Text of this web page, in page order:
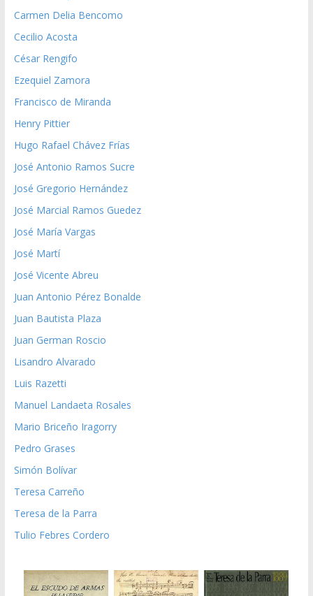
Carmen Delia Bencomo
Cecilio Acosta
César Rengifo
Ezequiel Zamora
Francisco de Miranda
Henry Pittier
Hugo Rafael Chávez Frías
José Antonio Ramos Sucre
José Gregorio Hernández
José Marcial Ramos Guedez
José María Vargas
José Martí
José Vicente Abreu
Juan Antonio Pérez Bonalde
Juan Bautista Plaza
Juan German Roscio
Lisandro Alvarado
Luis Razetti
Manuel Landaeta Rosales
Mario Briceño Iragorry
Pedro Grases
Simón Bolívar
Teresa Carreño
Teresa de la Parra
Tulio Febres Cordero